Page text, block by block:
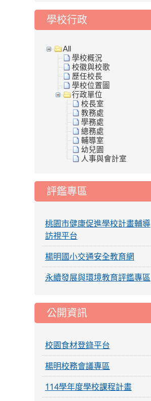
學校行政
All
學校概況
校徽與校歌
歷任校長
學校位置圖
行政單位
校長室
教務處
學務處
總務處
輔導室
幼兒園
人事與會計室
評鑑專區
桃園市健康促進學校計畫輔導
訪視平台
楊明國小交通安全教育網
永續發展與環境教育評鑑專區
公開資訊
校園食材登錄平台
楊明校務會議專區
114學年度學校課程計畫